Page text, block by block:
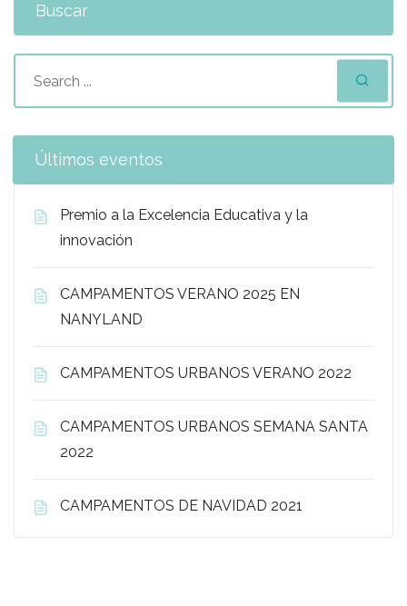
Buscar
Últimos eventos
Premio a la Excelencia Educativa y la
innovación
CAMPAMENTOS VERANO 2025 EN
NANYLAND
CAMPAMENTOS URBANOS VERANO 2022
CAMPAMENTOS URBANOS SEMANA SANTA
2022
CAMPAMENTOS DE NAVIDAD 2021